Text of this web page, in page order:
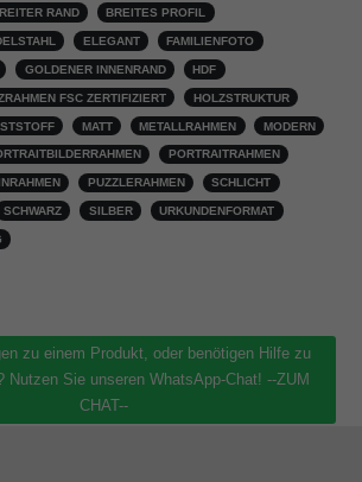
RAND BREITES PROFIL
ELEGANT FAMILIENFOTO
GOLDENER INNENRAND HDF
FSC ZERTIFIZIERT HOLZSTRUKTUR
MATT METALLRAHMEN MODERN
PORTRAITRAHMEN
PUZZLERAHMEN SCHLICHT
SCHWARZ SILBER URKUNDENFORMAT
zu einem Produkt, oder benötigen Hilfe zu
Nutzen Sie unseren WhatsApp-Chat! --ZUM
CHAT--